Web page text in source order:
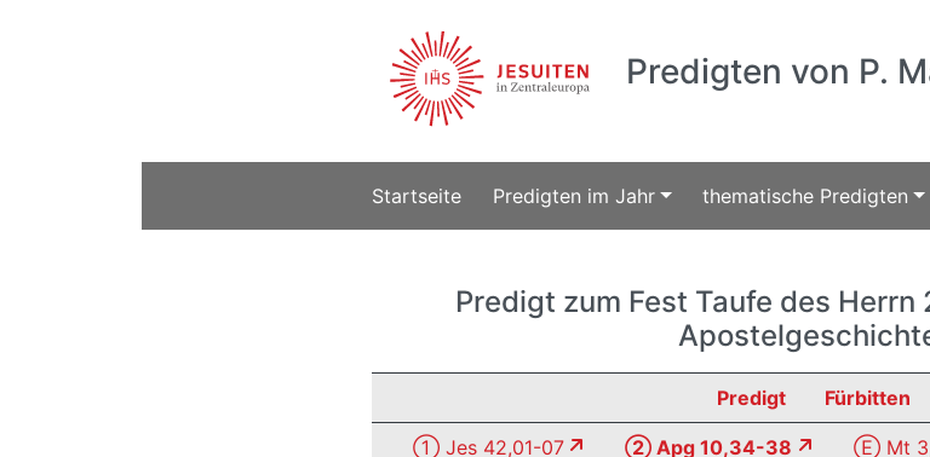
Predigten von P.
Startseite Predigten im Jahr thematische Predigten
Predigt zum Fest Taufe des Herrn
Predigt Fürbitten
① Jes 42,01-07 ② Apg 10,34-38 Ⓔ Mt